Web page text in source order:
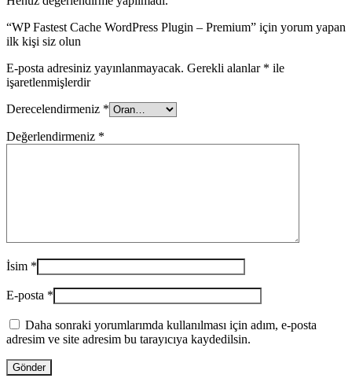
“WP Fastest Cache WordPress Plugin – Premium” için yorum yapan
ilk kişi siz olun
E-posta adresiniz yayınlanmayacak. Gerekli alanlar * ile
işaretlenmişlerdir
Derecelendirmeniz *
Değerlendirmeniz *
İsim *
E-posta *
Daha sonraki yorumlarımda kullanılması için adım, e-posta
adresim ve site adresim bu tarayıcıya kaydedilsin.